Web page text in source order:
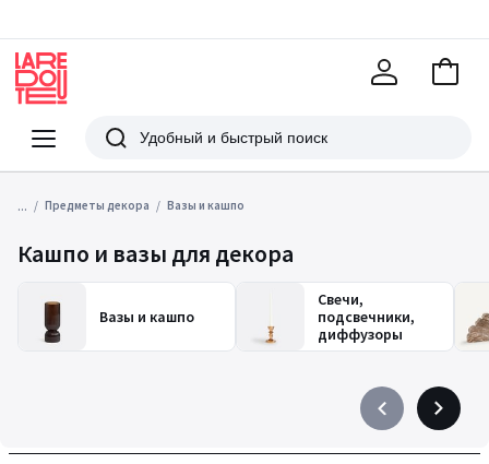
Меню
Redoute
Поиск
В
... Предметы декора Вазы и кашпо
Кашпо и вазы для декора
Вазы и кашпо
Свечи,
подсвечники,
диффузоры
PrécédentSuivant